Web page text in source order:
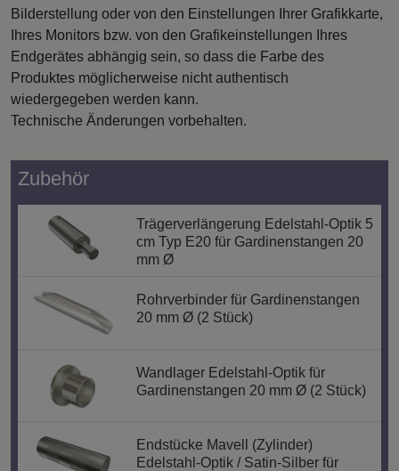
Bilderstellung oder von den Einstellungen Ihrer Grafikkarte,
Ihres Monitors bzw. von den Grafikeinstellungen Ihres
Endgerätes abhängig sein, so dass die Farbe des
Produktes möglicherweise nicht authentisch
wiedergegeben werden kann.
Technische Änderungen vorbehalten.
Zubehör
Trägerverlängerung Edelstahl-Optik 5
cm Typ E20 für Gardinenstangen 20
mm Ø
Rohrverbinder für Gardinenstangen
20 mm Ø (2 Stück)
Wandlager Edelstahl-Optik für
Gardinenstangen 20 mm Ø (2 Stück)
Endstücke Mavell (Zylinder)
Edelstahl-Optik / Satin-Silber für